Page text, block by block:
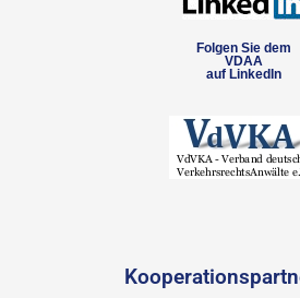
Folgen Sie dem
VDAA
auf LinkedIn